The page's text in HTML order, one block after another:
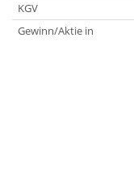
KGV
Gewinn/Aktie in